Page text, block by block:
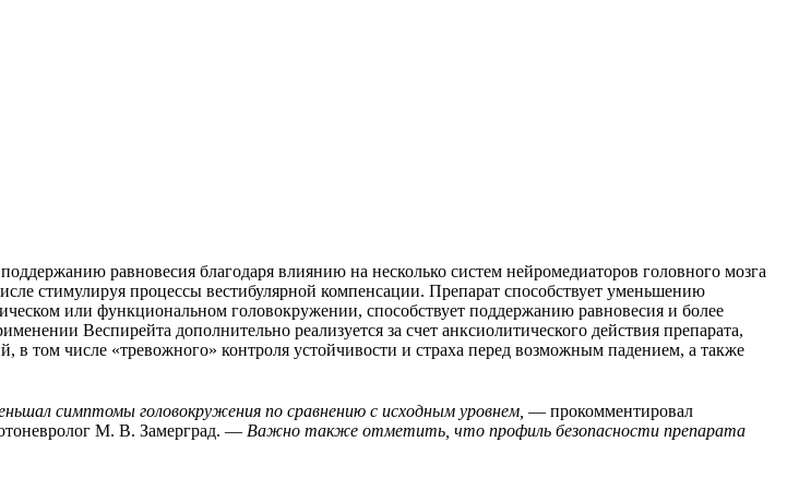
равновесия благодаря влиянию на несколько систем нейромедиаторов головного мозга
стимулируя процессы вестибулярной компенсации. Препарат способствует уменьшению
или функциональном головокружении, способствует поддержанию равновесия и более
Веспирейта дополнительно реализуется за счет анксиолитического действия препарата,
том числе «тревожного» контроля устойчивости и страха перед возможным падением, а также
симптомы головокружения по сравнению с исходным уровнем, — прокомментировал
М. В. Замерград. — Важно также отметить, что профиль безопасности препарата